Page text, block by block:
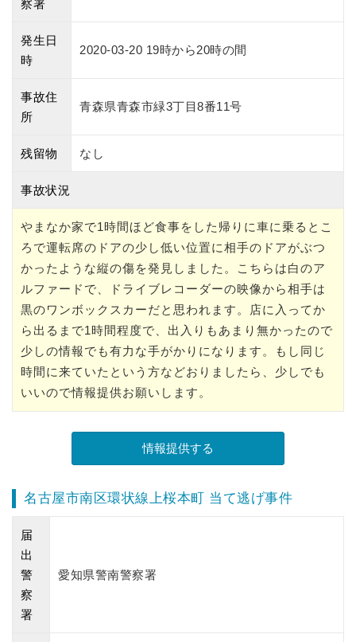
察署
発生日
時
2020-03-20 19時から20時の間
事故住
所
青森県青森市緑3丁目8番11号
残留物 なし
事故状況
やまなか家で1時間ほど食事をした帰りに車に乗るとこ
ろで運転席のドアの少し低い位置に相手のドアがぶつ
かったような縦の傷を発見しました。こちらは白のア
ルファードで、ドライブレコーダーの映像から相手は
黒のワンボックスカーだと思われます。店に入ってか
ら出るまで1時間程度で、出入りもあまり無かったので
少しの情報でも有力な手がかりになります。もし同じ
時間に来ていたという方などおりましたら、少しでも
いいので情報提供お願いします。
名古屋市南区環状線上桜本町 当て逃げ事件
届
出
警
察
署
愛知県警南警察署